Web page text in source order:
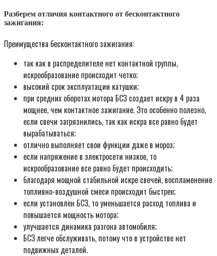
Разберем отличия контактного от бесконтактного
зажигания:
Преимущества бесконтактного зажигания:
так как в распределителе нет контактной группы,
искрообразование происходит четко;
высокий срок эксплуатации катушки;
при средних оборотах мотора БСЗ создает искру в 4 раза
мощнее, чем контактное зажигание. Это особенно полезно,
если свечи загрязнились, так как искра все равно будет
вырабатываться;
отлично выполняет свои функции даже в мороз;
если напряжение в электросети низкое, то
искрообразование все равно будет происходить;
благодаря мощной стабильной искре свечей, воспламенение
топливно-воздушной смеси происходит быстрее;
если установлен БСЗ, то уменьшается расход топлива и
повышается мощность мотора;
улучшается динамика разгона автомобиля;
БСЗ легче обслуживать, потому что в устройстве нет
подвижных деталей.